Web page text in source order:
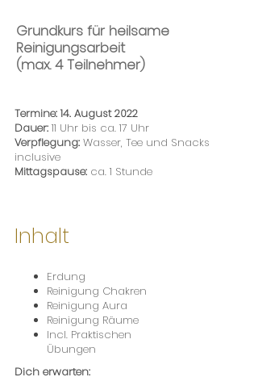
Grundkurs für heilsame
Reinigungsarbeit
(max. 4 Teilnehmer)
Termine: 14. August 2022
Dauer: 11 Uhr bis ca. 17 Uhr
Verpflegung: Wasser, Tee und Snacks
inclusive
Mittagspause: ca. 1 Stunde
Erdung
Reinigung Chakren
Reinigung Aura
Reinigung Räume
Incl. Praktischen
Übungen
Dich erwarten:
Inhalt